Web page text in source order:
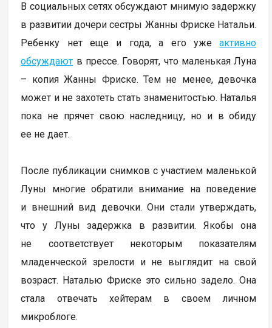
В социальных сетях обсуждают мнимую задержку
в развитии дочери сестры Жанны Фриске Натальи.
Ребенку нет еще и года, а его ужеактивно
обсуждают в прессе. Говорят, что маленькая Луна
– копия Жанны Фриске. Тем не менее, девочка
может и не захотеть стать знаменитостью. Наталья
пока не прячет свою наследницу, но и в обиду
ее не дает.
После публикации снимков с участием маленькой
Луны многие обратили внимание на поведение
и внешний вид девочки. Они стали утверждать,
что у Луны задержка в развитии. Якобы она
не соответствует некоторым показателям
младенческой зрелости и не выглядит на свой
возраст. Наталью Фриске это сильно задело. Она
стала отвечать хейтерам в своем личном
микроблоге.